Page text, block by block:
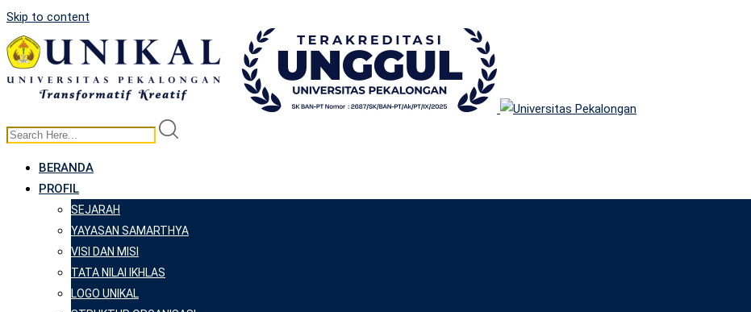
Skip to content
BERANDA
PROFIL
SEJARAH
YAYASAN SAMARTHYA
VISI DAN MISI
TATA NILAI IKHLAS
LOGO UNIKAL